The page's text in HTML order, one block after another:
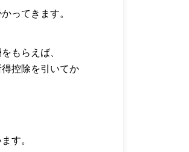
ってきます。
もらえば、
控除を引いてか
す。